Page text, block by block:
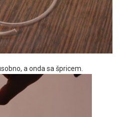
a onda sa špricem.